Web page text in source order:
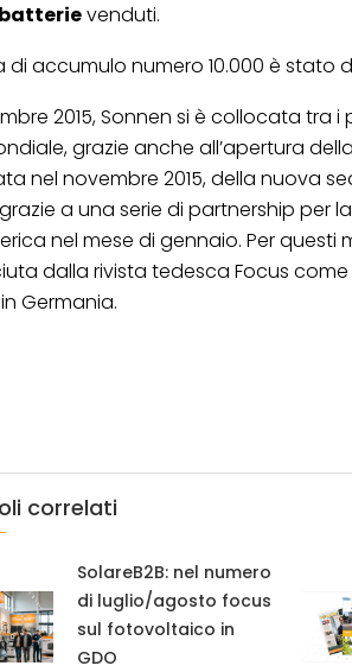
venduti.
di accumulo numero 10.000 è
2015, Sonnen si è collocata tra
grazie anche all’apertura
nel novembre 2015, della nuova
a una serie di partnership per
nel mese di gennaio. Per questi
dalla rivista tedesca Focus
Germania.
correlati
SolareB2B: nel numero
di luglio/agosto focus
sul fotovoltaico in
GDO